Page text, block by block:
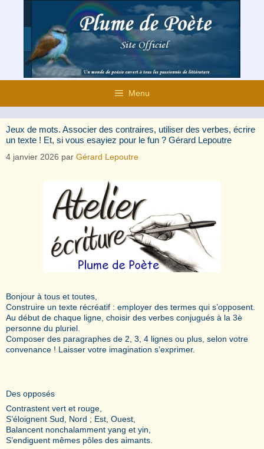
contenu
Menu
Jeux de mots. Associer des contraires, utiliser des verbes, écrire
un texte ! Et, si vous esayiez pour le fun ? Gérard Lepoutre
4 janvier 2026 par Gérard Lepoutre
Bonjour à tous et toutes,
Construire un texte récréatif : employer des termes qui s’opposent.
Au début de chaque ligne, choisir des verbes conjugués à la 3è
personne du pluriel.
Composer des paragraphes de 2, 3, 4 lignes ou plus, selon votre
convenance ! Laisser votre imagination s’exprimer.
Des opposés
Contrastent vert et rouge,
S’éloignent Sud, Nord ; Est, Ouest,
Balancent nonchalamment yang et yin,
S’endiguent mêmes pôles des aimants.